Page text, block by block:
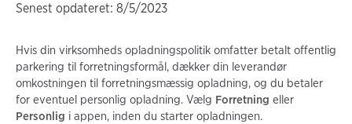
Senest opdateret: 8/5/2023
Hvis din virksomheds opladningspolitik omfatter betalt offentlig
parkering til forretningsformål, dækker din leverandør
omkostningen til forretningsmæssig opladning, og du betaler
for eventuel personlig opladning. Vælg Forretning eller
Personlig i appen, inden du starter opladningen.